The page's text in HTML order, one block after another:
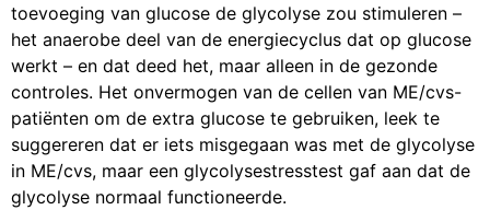
toevoeging van glucose de glycolyse zou stimuleren –
het anaerobe deel van de energiecyclus dat op glucose
werkt – en dat deed het, maar alleen in de gezonde
controles. Het onvermogen van de cellen van ME/cvs-
patiënten om de extra glucose te gebruiken, leek te
suggereren dat er iets misgegaan was met de glycolyse
in ME/cvs, maar een glycolysestresstest gaf aan dat de
glycolyse normaal functioneerde.